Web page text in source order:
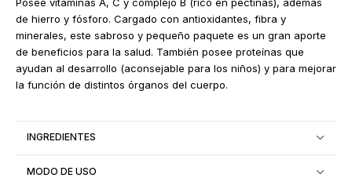
de hierro y fósforo. Cargado con antioxidantes, fibra y
minerales, este sabroso y pequeño paquete es un gran aporte
de beneficios para la salud. También posee proteínas que
ayudan al desarrollo (aconsejable para los niños) y para mejorar
la función de distintos órganos del cuerpo.
INGREDIENTES
MODO DE USO